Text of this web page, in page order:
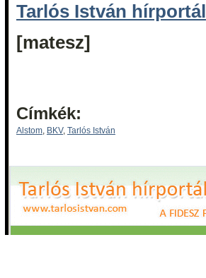
Tarlós István hírportál
[matesz]
Címkék:
Alstom, BKV, Tarlós István